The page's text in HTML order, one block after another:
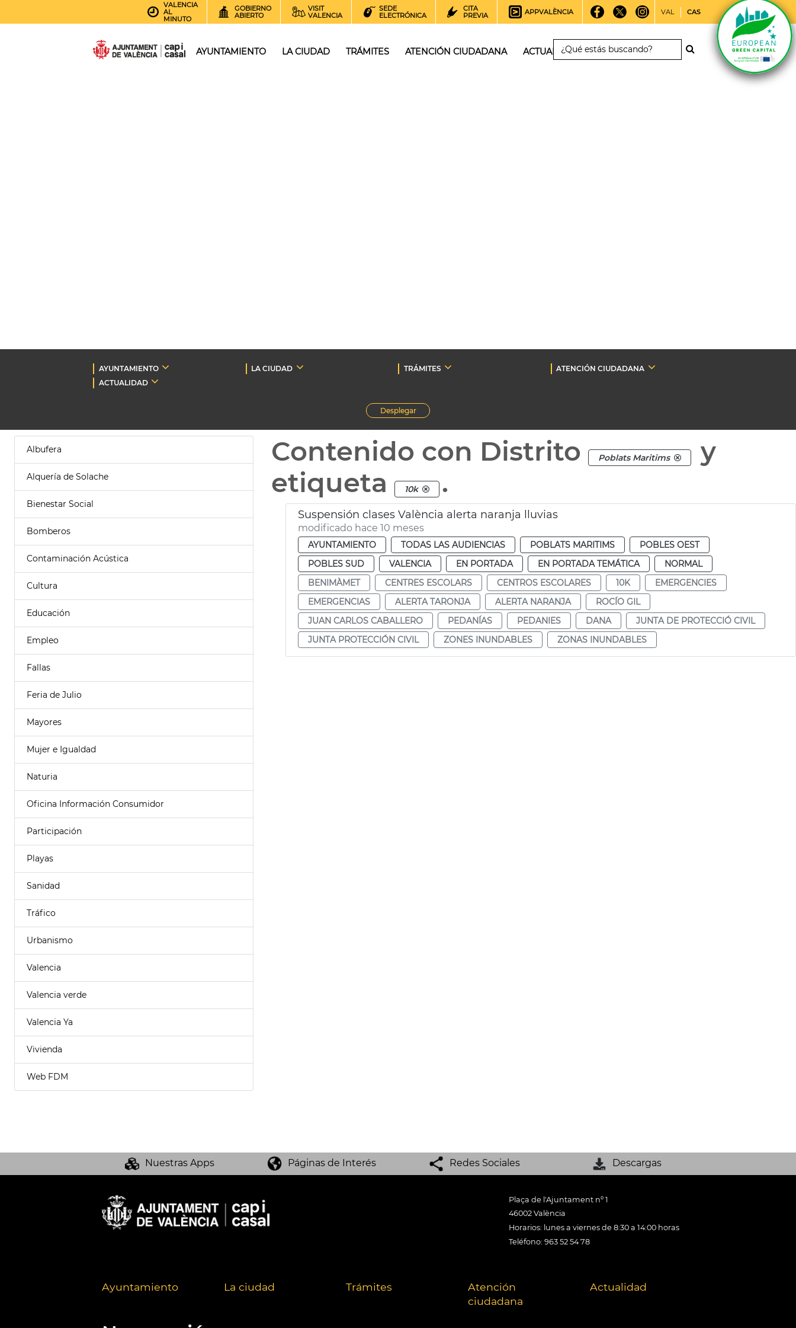
VALENCIA
AL
MINUTO
GOBIERNO
ABIERTO
VISIT
VALENCIA
SEDE
ELECTRÓNICA
CITA
PREVIA
APPVALÈNCIA VAL CAS
AYUNTAMIENTO LA CIUDAD TRÁMITES ATENCIÓN CIUDADANA ACTUALIDAD
AYUNTAMIENTO LA CIUDAD TRÁMITES
ATENCIÓN CIUDADANA
ACTUALIDAD
Desplegar
Albufera
Alquería de Solache
Bienestar Social
Bomberos
Contaminación Acústica
Cultura
Educación
Empleo
Fallas
Feria de Julio
Mayores
Mujer e Igualdad
Naturia
Oficina Información Consumidor
Participación
Playas
Sanidad
Tráfico
Urbanismo
Valencia
Valencia verde
Valencia Ya
Vivienda
Web FDM
Contenido con Distrito Poblats Maritims
y
etiqueta
10k .
Suspensión clases València alerta naranja lluvias
modificado hace 10 meses
AYUNTAMIENTO TODAS LAS AUDIENCIAS POBLATS MARITIMS
POBLES OEST
POBLES SUD
VALENCIA EN PORTADA EN PORTADA TEMÁTICA
NORMAL
BENIMÀMET
CENTRES ESCOLARS CENTROS ESCOLARES 10K
EMERGENCIES
EMERGENCIAS
ALERTA TARONJA ALERTA NARANJA
ROCÍO GIL
JUAN CARLOS CABALLERO
PEDANÍAS PEDANIES DANA
JUNTA DE PROTECCIÓ CIVIL
JUNTA PROTECCIÓN CIVIL
ZONES INUNDABLES ZONAS INUNDABLES
Nuestras Apps Páginas de Interés Redes Sociales Descargas
Plaça de l'Ajuntament nº 1
46002 València
Horarios: lunes a viernes de 8:30 a 14:00 horas
Teléfono: 963 52 54 78
Ayuntamiento La ciudad Trámites
Atención
ciudadana
Actualidad